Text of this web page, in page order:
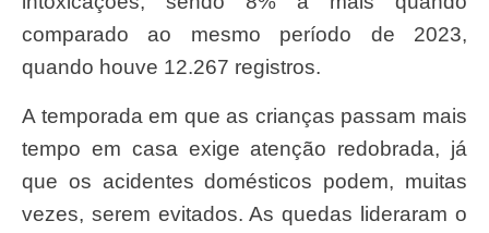
comparado ao mesmo período de 2023,
quando houve 12.267 registros.
A temporada em que as crianças passam mais
tempo em casa exige atenção redobrada, já
que os acidentes domésticos podem, muitas
vezes, serem evitados. As quedas lideraram o